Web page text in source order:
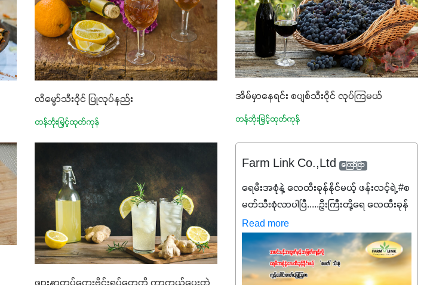
လိမ္မော်သီးဝိုင် ပြုလုပ်နည်း
တန်ဘိုးမြှင့်ထုတ်ကုန်
အိမ်မှာနေရင်း စပျစ်သီးဝိုင် လုပ်ကြမယ်
တန်ဘိုးမြှင့်ထုတ်ကုန်
Farm Link Co.,Ltd ကြော်ငြာ
ရေမီးအစုံနဲ့ လေထီးခုန်နိုင်မယ့် ဖန်းလင့်ရဲ့ #စ
မတ်သီးစုံလာပါပြီ.....ဦးကြီးတို့ရေ ‌လေထီးခုန်
ချင်ပေမယ့် စမတ်သီးစုံကို မသိသေးရင်တော့
ဒီစာလေးကို ဆက်ဖတ်‌ပေးပါ #စမတ်သီးစုံဆို
တာ အပင်တိုင်းအတွက် အဓိက
အာဟာရNPK (19:7:8)နဲ့ #ဟူးမစ်အက်စစ်
Read more